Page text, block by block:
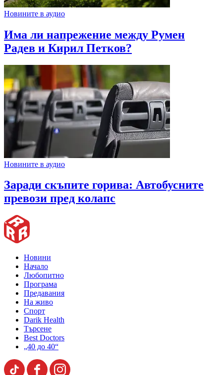
Новините в аудио
Има ли напрежение между Румен
Радев и Кирил Петков?
Новините в аудио
Заради скъпите горива: Автобусните
превози пред колапс
Новини
Начало
Любопитно
Програма
Предавания
На живо
Спорт
Darik Health
Търсене
Best Doctors
„40 до 40“